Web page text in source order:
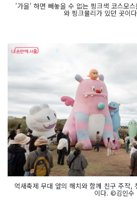
'가을' 하면 빼놓을 수 없는 핑크색 코스모
와 핑크뮬리가 있던 곳이
억새축제 무대 앞의 해치와 함께 친구 주작,
이다. ©김인수